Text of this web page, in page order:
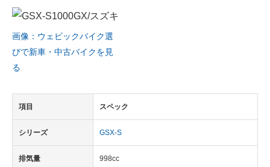
画像：ウェビックバイク選
びで新車・中古バイクを見
る
項目 スペック
シリーズ GSX-S
排気量 998cc